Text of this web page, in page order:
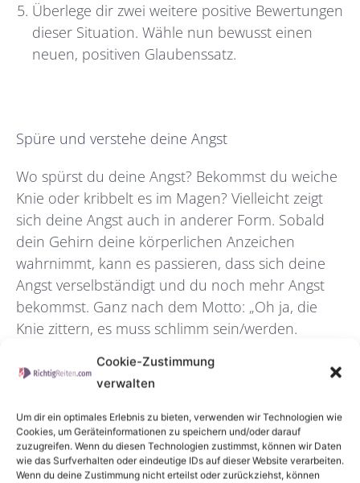
Cookie-Zustimmung
verwalten
Um dir ein optimales Erlebnis zu bieten, verwenden wir Technologien wie
Cookies, um Geräteinformationen zu speichern und/oder darauf
zuzugreifen. Wenn du diesen Technologien zustimmst, können wir Daten
wie das Surfverhalten oder eindeutige IDs auf dieser Website verarbeiten.
Wenn du deine Zustimmung nicht erteilst oder zurückziehst, können
Überlege dir zwei weitere positive Bewertungen
dieser Situation. Wähle nun bewusst einen
neuen, positiven Glaubenssatz.
Spüre und verstehe deine Angst
Wo spürst du deine Angst? Bekommst du weiche
Knie oder kribbelt es im Magen? Vielleicht zeigt
sich deine Angst auch in anderer Form. Sobald
dein Gehirn deine körperlichen Anzeichen
wahrnimmt, kann es passieren, dass sich deine
Angst verselbständigt und du noch mehr Angst
bekommst. Ganz nach dem Motto: „Oh ja, die
Knie zittern, es muss schlimm sein/werden.
und weißt, dass nicht gleich etwas Schlimmes
dahinter stecken muss, sondern dein
Notfallsystem angegangen ist, kannst du
objektiver damit umgehen.